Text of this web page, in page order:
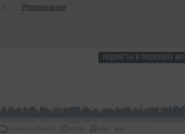
Упоминания
ПОДКАСТЫ И РАДИОШОУ
Комментировать 60:00 668 </>